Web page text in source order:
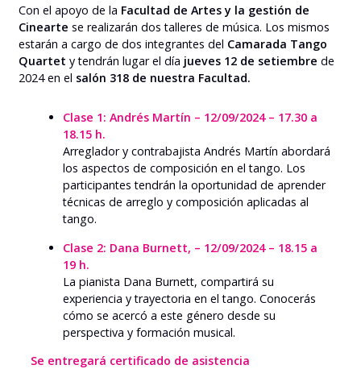
Con el apoyo de la Facultad de Artes y la gestión de
Cinearte se realizarán dos talleres de música. Los mismos
estarán a cargo de dos integrantes del Camarada Tango
Quartet y tendrán lugar el día jueves 12 de setiembre de
2024 en el salón 318 de nuestra Facultad.
Clase 1: Andrés Martín – 12/09/2024 – 17.30 a
18.15 h.
Arreglador y contrabajista Andrés Martín abordará
los aspectos de composición en el tango. Los
participantes tendrán la oportunidad de aprender
técnicas de arreglo y composición aplicadas al
tango.
Clase 2: Dana Burnett, – 12/09/2024 – 18.15 a
19 h.
La pianista Dana Burnett, compartirá su
experiencia y trayectoria en el tango. Conocerás
cómo se acercó a este género desde su
perspectiva y formación musical.
Se entregará certificado de asistencia